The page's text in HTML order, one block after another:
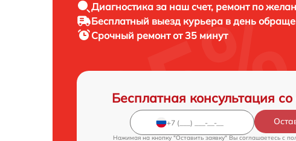
Диагностика за наш счет, ремонт по
Бесплатный выезд курьера в день
Срочный ремонтот 35 минут
Бесплатная консультация
Нажимая на кнопку "Оставить заявку" Вы соглашаетесь c